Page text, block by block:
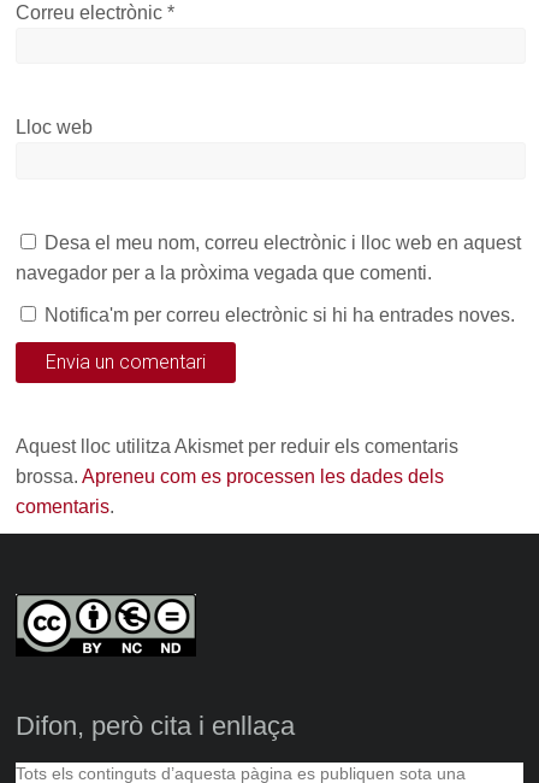
Correu electrònic*
Lloc web
Desa el meu nom, correu electrònic i lloc web en aquest
navegador per a la pròxima vegada que comenti.
Notifica'm per correu electrònic si hi ha entrades noves.
Aquest lloc utilitza Akismet per reduir els comentaris
brossa.Apreneu com es processen les dades dels
comentaris.
Difon, però cita i enllaça
Tots els continguts d’aquesta pàgina es publiquen sota una